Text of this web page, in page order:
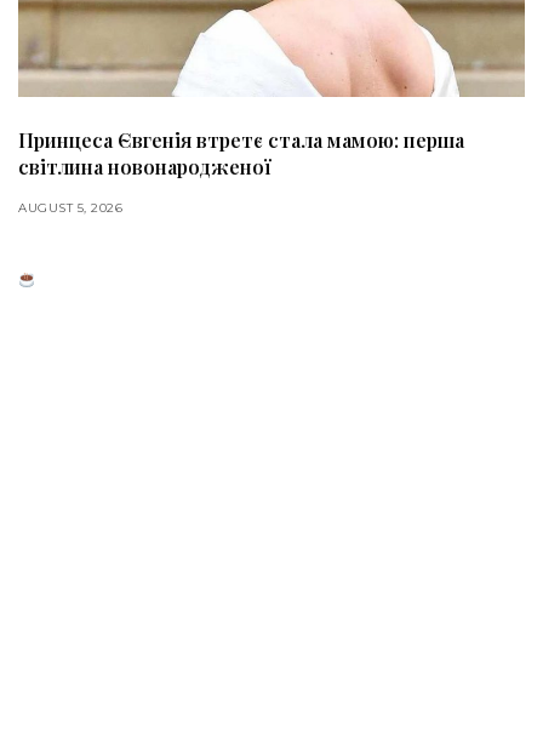
Принцеса Євгенія втретє стала мамою: перша
світлина новонародженої
AUGUST 5, 2026